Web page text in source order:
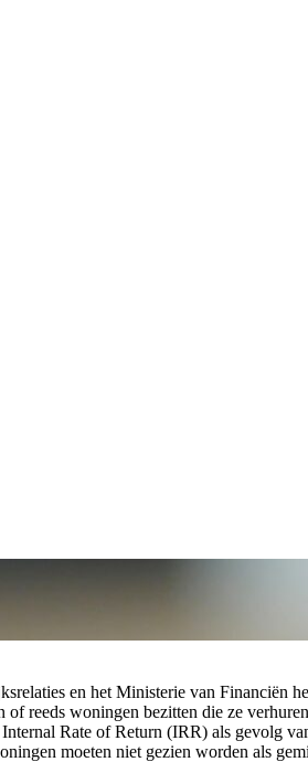
en het Ministerie van Financiën
reeds woningen bezitten die ze
Rate of Return (IRR) als gevolg
moeten niet gezien worden als